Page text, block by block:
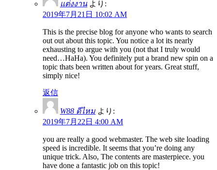
แต่งงาน より:
2019年7月21日 10:02 AM
This is the precise blog for anyone who wants to search
out out about this topic. You notice a lot its nearly
exhausting to argue with you (not that I truly would
need…HaHa). You definitely put a brand new spin on a
topic thats been written about for years. Great stuff,
simply nice!
返信
W88 ดีไหม より:
2019年7月22日 4:00 AM
you are really a good webmaster. The web site loading
speed is incredible. It seems that you’re doing any
unique trick. Also, The contents are masterpiece. you
have done a fantastic job on this topic!